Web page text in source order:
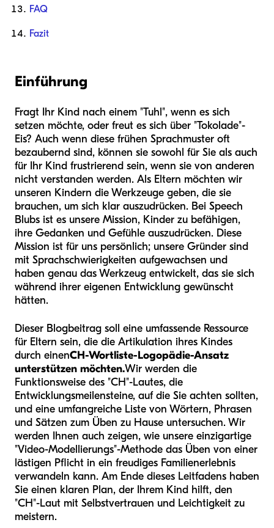
FAQ
Fazit
Einführung
Fragt Ihr Kind nach einem "Tuhl", wenn es sich
setzen möchte, oder freut es sich über "Tokolade"-
Eis? Auch wenn diese frühen Sprachmuster oft
bezaubernd sind, können sie sowohl für Sie als auch
für Ihr Kind frustrierend sein, wenn sie von anderen
nicht verstanden werden. Als Eltern möchten wir
unseren Kindern die Werkzeuge geben, die sie
brauchen, um sich klar auszudrücken. Bei Speech
Blubs ist es unsere Mission, Kinder zu befähigen,
ihre Gedanken und Gefühle auszudrücken. Diese
Mission ist für uns persönlich; unsere Gründer sind
mit Sprachschwierigkeiten aufgewachsen und
haben genau das Werkzeug entwickelt, das sie sich
während ihrer eigenen Entwicklung gewünscht
hätten.
Dieser Blogbeitrag soll eine umfassende Ressource
für Eltern sein, die die Artikulation ihres Kindes
durch einenCH-Wortliste-Logopädie-Ansatz
unterstützen möchten.Wir werden die
Funktionsweise des "CH"-Lautes, die
Entwicklungsmeilensteine, auf die Sie achten sollten,
und eine umfangreiche Liste von Wörtern, Phrasen
und Sätzen zum Üben zu Hause untersuchen. Wir
werden Ihnen auch zeigen, wie unsere einzigartige
"Video-Modellierungs"-Methode das Üben von einer
lästigen Pflicht in ein freudiges Familienerlebnis
verwandeln kann. Am Ende dieses Leitfadens haben
Sie einen klaren Plan, der Ihrem Kind hilft, den
"CH"-Laut mit Selbstvertrauen und Leichtigkeit zu
meistern.